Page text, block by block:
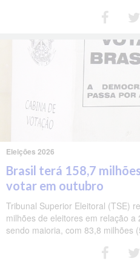
Eleições 2026
Brasil terá 158,7
votar em outubro
Tribunal Superior Eleitoral (TSE)
milhões de eleitores em relação
sendo maioria, com 83,8 milhões